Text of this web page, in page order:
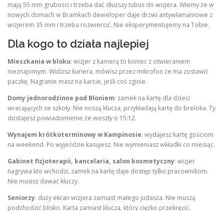
mają 55 mm grubości i trzeba dać dłuższy tubus do wizjera. Wiemy że w
nowych domach w Bramkach deweloper daje drzwi antywłamaniowe z
wizjerem 35 mm i trzeba rozwiercić. Nie eksperymentujemy na Tobie.
Dla kogo to działa najlepiej
Mieszkania w bloku: wizjer z kamerą to koniec z otwieraniem
nieznajomym. Widzisz kuriera, mówisz przez mikrofon że ma zostawić
paczkę. Nagranie masz na karcie, jeśli coś zginie.
Domy jednorodzinne pod Błoniem: zamek na kartę dla dzieci
wracających ze szkoły. Nie noszą klucza, przykładają kartę do breloka. Ty
dostajesz powiadomienie że weszły o 15:12.
Wynajem krótkoterminowy w Kampinosie: wydajesz kartę gościom
na weekend. Po wyjeździe kasujesz. Nie wymieniasz wkładki co miesiąc.
Gabinet fizjoterapii, kancelaria, salon kosmetyczny: wizjer
nagrywa kto wchodzi, zamek na kartę daje dostęp tylko pracownikom.
Nie musisz dawać kluczy.
Seniorzy: duży ekran wizjera zamiast małego judasza. Nie muszą
podchodzić blisko. Karta zamiast klucza, który ciężko przekręcić.